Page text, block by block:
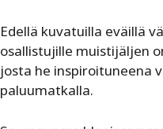
Edellä kuvatuilla eväillä
osallistujille muistijäljen
josta he inspiroituneena
paluumatkalla.